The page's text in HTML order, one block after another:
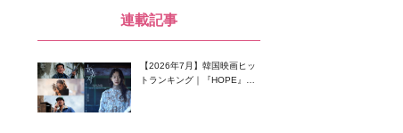
連載記事
【2026年7月】韓国映画ヒッ
トランキング｜『HOPE』が